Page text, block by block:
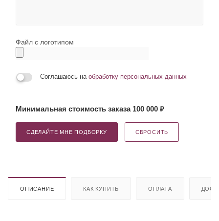
Файл с логотипом
Соглашаюсь на обработку персональных данных
Минимальная стоимость заказа 100 000 ₽
СДЕЛАЙТЕ МНЕ ПОДБОРКУ СБРОСИТЬ
ОПИСАНИЕ КАК КУПИТЬ ОПЛАТА